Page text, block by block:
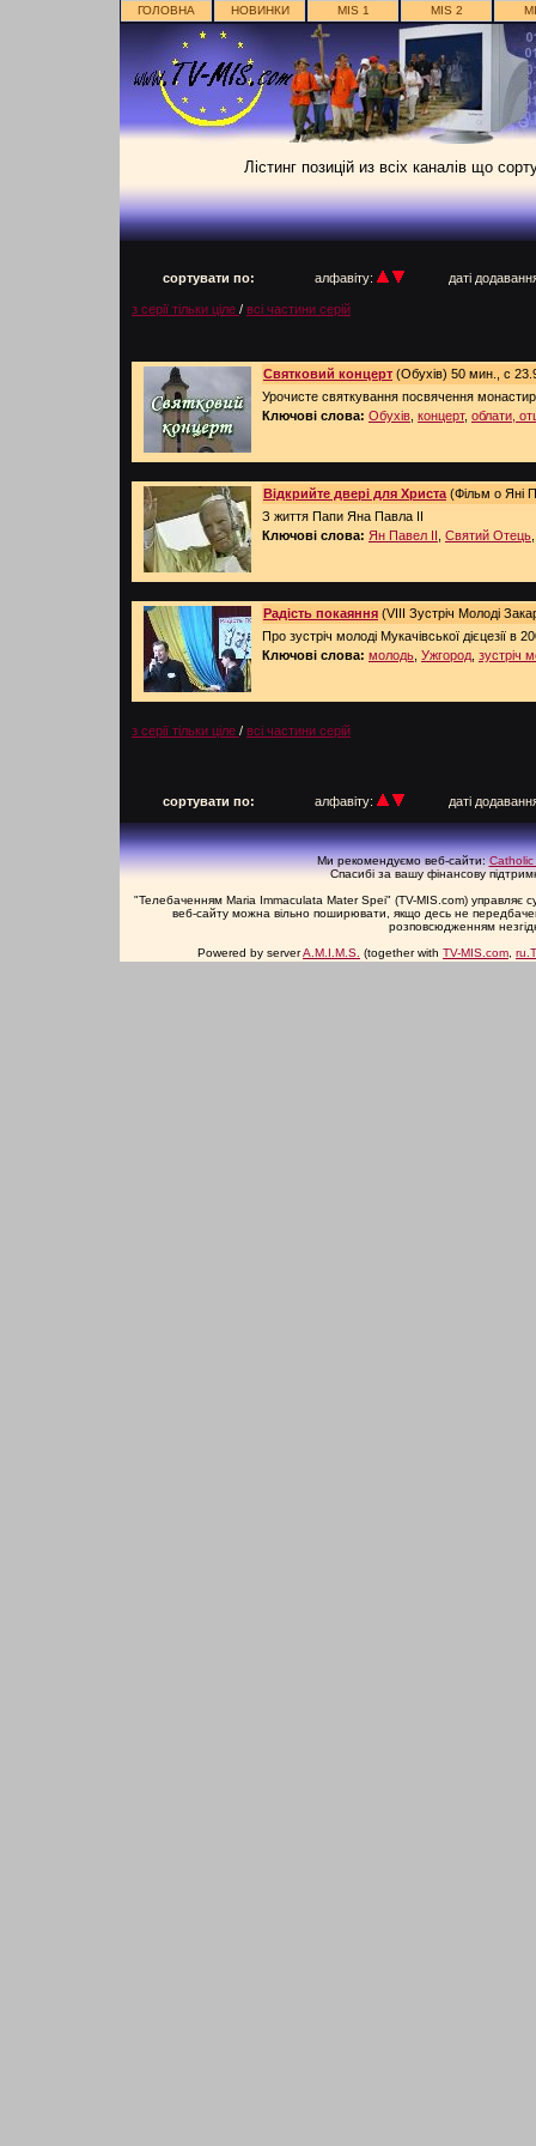
ГОЛОВНА НОВИНКИ MIS 1 MIS 2
Лістинг позицій из всіх каналів що
сортувати по:
алфавіту: даті
з серії тільки ціле / всі частини серій
Святковий концерт (Обухів) 50 мин., с
Урочисте святкування посвячення
Ключові слова: Обухів концерт, облати,
Відкрийте двері для Христа (Фільм о Яні
З життя Папи Яна Павла ІІ
Ключові слова: Ян Павел ІІ Святий Отець
Радість покаяння (VIII Зустріч Молоді
Про зустріч молоді Мукачівської дієцезії в
Ключові слова: молодь Ужгород зустріч
з серії тільки ціле / всі частини серій
сортувати по:
алфавіту: даті
Ми рекомендуємо веб-сайти:Catholic
Спасибі за вашу фінансову
"Телебаченням Maria Immaculata Mater Spei" (TV-MIS.com) управляє
веб-сайту можна вільно поширювати, якщо десь не
розповсюдженням
Powered by serverA.M.I.M.S. (together with TV-MIS.com